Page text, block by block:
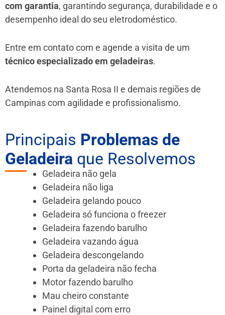
com garantia, garantindo segurança, durabilidade e o
desempenho ideal do seu eletrodoméstico.
Entre em contato com e agende a visita de um
técnico especializado em geladeiras.
Atendemos na Santa Rosa II e demais regiões de
Campinascom agilidade e profissionalismo.
Principais Problemas de
Geladeira que Resolvemos
Geladeira não gela
Geladeira não liga
Geladeira gelando pouco
Geladeira só funciona o freezer
Geladeira fazendo barulho
Geladeira vazando água
Geladeira descongelando
Porta da geladeira não fecha
Motor fazendo barulho
Mau cheiro constante
Painel digital com erro